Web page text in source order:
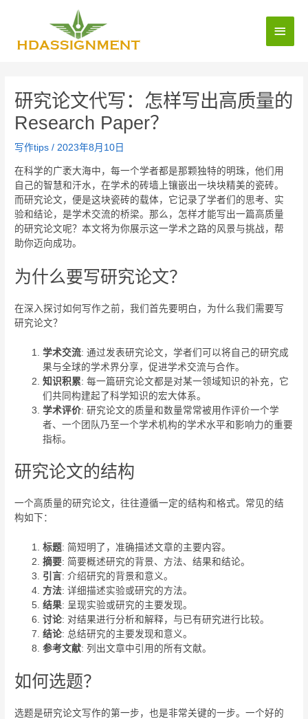
研究论文代写：怎样写出高质量的
Research Paper？
写作tips /2023年8月10日
在科学的广袤大海中，每一个学者都是那颗独特的明珠，他们用
自己的智慧和汗水，在学术的砖墙上镶嵌出一块块精美的瓷砖。
而研究论文，便是这块瓷砖的载体，它记录了学者们的思考、实
验和结论，是学术交流的桥梁。那么，怎样才能写出一篇高质量
的研究论文呢？本文将为你展示这一学术之路的风景与挑战，帮
助你迈向成功。
为什么要写研究论文？
在深入探讨如何写作之前，我们首先要明白，为什么我们需要写
研究论文？
学术交流: 通过发表研究论文，学者们可以将自己的研究成
果与全球的学术界分享，促进学术交流与合作。
知识积累: 每一篇研究论文都是对某一领域知识的补充，它
们共同构建起了科学知识的宏大体系。
学术评价: 研究论文的质量和数量常常被用作评价一个学
者、一个团队乃至一个学术机构的学术水平和影响力的重要
指标。
研究论文的结构
一个高质量的研究论文，往往遵循一定的结构和格式。常见的结
构如下：
标题: 简短明了，准确描述文章的主要内容。
摘要: 简要概述研究的背景、方法、结果和结论。
引言: 介绍研究的背景和意义。
方法: 详细描述实验或研究的方法。
结果: 呈现实验或研究的主要发现。
讨论: 对结果进行分析和解释，与已有研究进行比较。
结论: 总结研究的主要发现和意义。
参考文献: 列出文章中引用的所有文献。
如何选题？
选题是研究论文写作的第一步，也是非常关键的一步。一个好的